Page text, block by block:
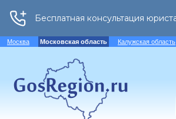
Москва Московская область Калужская область